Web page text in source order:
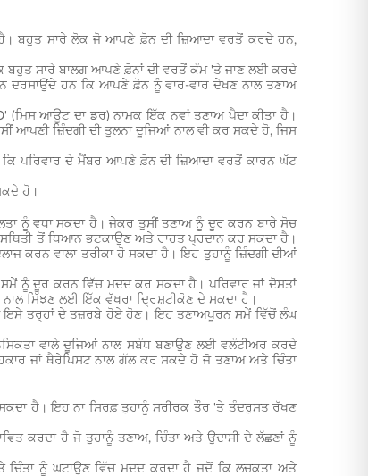
ਬਹੁਤ ਸਾਰੇ ਲੋਕ ਜੋ ਆਪਣੇ ਫ਼ੋਨ ਦੀ ਜ਼ਿਆਦਾ ਵਰਤੋਂ ਕਰਦੇ ਹਨ,
ਬਹੁਤ ਸਾਰੇ ਬਾਲਗ ਆਪਣੇ ਫ਼ੋਨਾਂ ਦੀ ਵਰਤੋਂ ਕੰਮ 'ਤੇ ਜਾਣ ਲਈ ਕਰਦੇ
ਹਨ ਕਿ ਆਪਣੇ ਫ਼ੋਨ ਨੂੰ ਵਾਰ-ਵਾਰ ਦੇਖਣ ਨਾਲ ਤਣਾਅ
(ਮਿਸ ਆਊਟ ਦਾ ਡਰ) ਨਾਮਕ ਇੱਕ ਨਵਾਂ ਤਣਾਅ ਪੈਦਾ ਕੀਤਾ ਹੈ।
ਆਪਣੀ ਜ਼ਿੰਦਗੀ ਦੀ ਤੁਲਨਾ ਦੂਜਿਆਂ ਨਾਲ ਵੀ ਕਰ ਸਕਦੇ ਹੋ, ਜਿਸ
ਪਰਿਵਾਰ ਦੇ ਮੈਂਬਰ ਆਪਣੇ ਫ਼ੋਨ ਦੀ ਜ਼ਿਆਦਾ ਵਰਤੋਂ ਕਾਰਨ ਘੱਟ
ਹੋ।
ਨੂੰ ਵਧਾ ਸਕਦਾ ਹੈ। ਜੇਕਰ ਤੁਸੀਂ ਤਣਾਅ ਨੂੰ ਦੂਰ ਕਰਨ ਬਾਰੇ ਸੋਚ
ਤੋਂ ਧਿਆਨ ਭਟਕਾਉਣ ਅਤੇ ਰਾਹਤ ਪ੍ਰਦਾਨ ਕਰ ਸਕਦਾ ਹੈ।
ਕਰਨ ਵਾਲਾ ਤਰੀਕਾ ਹੋ ਸਕਦਾ ਹੈ। ਇਹ ਤੁਹਾਨੂੰ ਜ਼ਿੰਦਗੀ ਦੀਆਂ
ਨੂੰ ਦੂਰ ਕਰਨ ਵਿੱਚ ਮਦਦ ਕਰ ਸਕਦਾ ਹੈ। ਪਰਿਵਾਰ ਜਾਂ ਦੋਸਤਾਂ
ਸਿੱਝਣ ਲਈ ਇੱਕ ਵੱਖਰਾ ਦ੍ਰਿਸ਼ਟੀਕੋਣ ਦੇ ਸਕਦਾ ਹੈ।
ਇਸੇ ਤਰ੍ਹਾਂ ਦੇ ਤਜ਼ਰਬੇ ਹੋਏ ਹੋਣ। ਇਹ ਤਣਾਅਪੂਰਨ ਸਮੇਂ ਵਿੱਚੋਂ ਲੰਘ
ਵਾਲੇ ਦੂਜਿਆਂ ਨਾਲ ਸਬੰਧ ਬਣਾਉਣ ਲਈ ਵਲੰਟੀਅਰ ਕਰਦੇ
ਜਾਂ ਥੈਰੇਪਿਸਟ ਨਾਲ ਗੱਲ ਕਰ ਸਕਦੇ ਹੋ ਜੋ ਤਣਾਅ ਅਤੇ ਚਿੰਤਾ
ਹੈ। ਇਹ ਨਾ ਸਿਰਫ਼ ਤੁਹਾਨੂੰ ਸਰੀਰਕ ਤੌਰ 'ਤੇ ਤੰਦਰੁਸਤ ਰੱਖਣ
ਕਰਦਾ ਹੈ ਜੋ ਤੁਹਾਨੂੰ ਤਣਾਅ, ਚਿੰਤਾ ਅਤੇ ਉਦਾਸੀ ਦੇ ਲੱਛਣਾਂ ਨੂੰ
ਨੂੰ ਘਟਾਉਣ ਵਿੱਚ ਮਦਦ ਕਰਦਾ ਹੈ ਜਦੋਂ ਕਿ ਲਚਕਤਾ ਅਤੇ